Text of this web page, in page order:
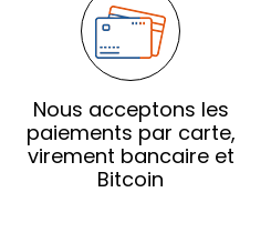
Nous acceptons les
paiements par carte,
virement bancaire et
Bitcoin